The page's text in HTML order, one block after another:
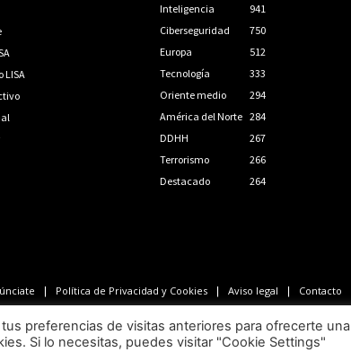
LISA
Inteligencia
941
Ciberseguridad
750
Europa
512
Tecnología
333
Oriente medio
294
América del Norte 284
DDHH
267
Terrorismo
266
Destacado
264
Política de Privacidad y Cookies Aviso legal Contacto
LISA News©. Creative Commons BY-NC-ND.
preferencias de visitas anteriores para ofrecerte una
Si lo necesitas, puedes visitar "Cookie Settings"